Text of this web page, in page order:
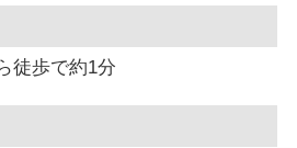
徒歩で約1分